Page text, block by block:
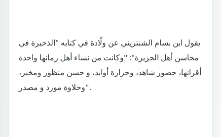
يقول ابن بسام الشنتريني عن ولّادة في كتابه "الذخيرة في
محاسن أهل الجزيرة": "وكانت من نساء أهل زمانها واحدة
أقرانها، حضور شاهد، وحرارة أوابد، و حسن منظور ومخبر،
وحلاوة مورد و مصدر".